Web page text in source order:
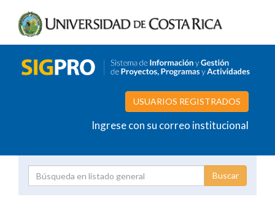
USUARIOS REGISTRADOS
Ingrese con su correo institucional